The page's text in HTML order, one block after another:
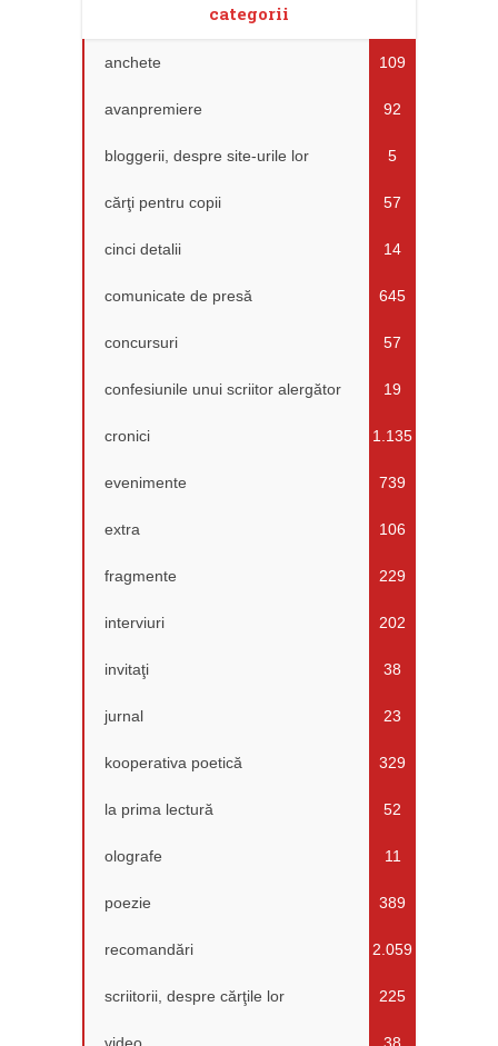
categorii
anchete 109
avanpremiere 92
bloggerii, despre site-urile lor 5
cărţi pentru copii 57
cinci detalii 14
comunicate de presă 645
concursuri 57
confesiunile unui scriitor alergător 19
cronici 1.135
evenimente 739
extra 106
fragmente 229
interviuri 202
invitaţi 38
jurnal 23
kooperativa poetică 329
la prima lectură 52
olografe 11
poezie 389
recomandări 2.059
scriitorii, despre cărţile lor 225